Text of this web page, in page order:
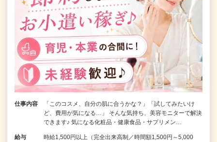
仕事内容
「このコスメ、自分の肌に合うかな？」「試してみたいけ
ど、費用が気になる…」 そんな気持ち、美容モニターで解決
できます♪ 気になる化粧品・健康食品・サプリメン…
給与
時給1,500円以上（完全出来高制／時間額1,500円～5,000